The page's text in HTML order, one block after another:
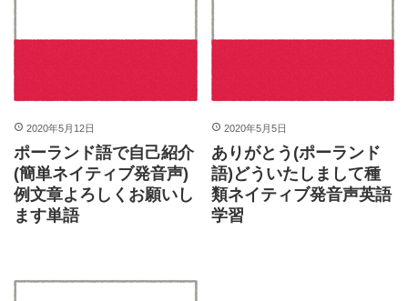
2020年5月12日
ポーランド語で自己紹介
(簡単ネイティブ発音声)
例文章よろしくお願いし
ます単語
2020年5月5日
ありがとう(ポーランド
語)どういたしまして種
類ネイティブ発音声英語
学習